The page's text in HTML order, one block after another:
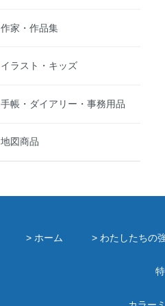
作家・作品集
イラスト・キッズ
手帳・ダイアリー・事務用品
地図商品
> ホーム > わたしたちの